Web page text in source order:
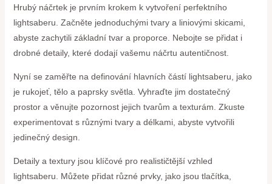
Hrubý náčrtek je prvním krokem k vytvoření perfektního
lightsaberu. Začněte jednoduchými tvary a liniovými skicami,
abyste zachytili základní tvar a proporce. Nebojte se přidat i
drobné detaily, které dodají vašemu náčrtu autentičnost.
Nyní se zaměřte na definování hlavních částí lightsaberu, jako
je rukojeť, tělo a paprsky světla. Vyhraďte jim dostatečný
prostor a věnujte pozornost jejich tvarům a texturám. Zkuste
experimentovat s různými tvary a délkami, abyste vytvořili
jedinečný design.
Detaily a textury jsou klíčové pro realističtější vzhled
lightsaberu. Můžete přidat různé prvky, jako jsou tlačítka,